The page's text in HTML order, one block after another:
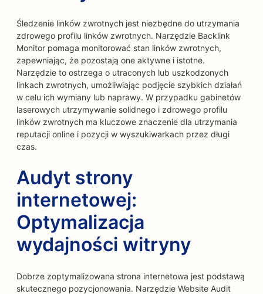
Śledzenie linków zwrotnych jest niezbędne do utrzymania
zdrowego profilu linków zwrotnych. Narzędzie Backlink
Monitor pomaga monitorować stan linków zwrotnych,
zapewniając, że pozostają one aktywne i istotne.
Narzędzie to ostrzega o utraconych lub uszkodzonych
linkach zwrotnych, umożliwiając podjęcie szybkich działań
w celu ich wymiany lub naprawy. W przypadku gabinetów
laserowych utrzymywanie solidnego i zdrowego profilu
linków zwrotnych ma kluczowe znaczenie dla utrzymania
reputacji online i pozycji w wyszukiwarkach przez długi
czas.
Audyt strony
internetowej:
Optymalizacja
wydajności witryny
Dobrze zoptymalizowana strona internetowa jest podstawą
skutecznego pozycjonowania. Narzędzie Website Audit